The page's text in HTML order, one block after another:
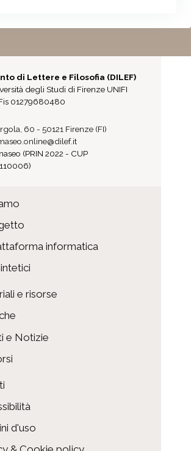
di Lettere e Filosofia (DILEF)
degli Studi di Firenze UNIFI
01279680480
60 - 50121 Firenze (FI)
(PRIN 2022 - CUP
informatica
e risorse
e Notizie
d'uso